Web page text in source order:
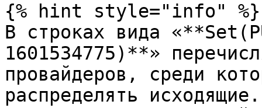
{% hint style="info" %}
В строках вида
1601534775)**»
провайдеров, среди
распределять